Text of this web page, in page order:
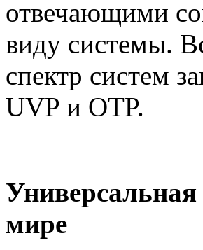
отвечающими
виду системы.
спектр систем
UVP и OTP.
мире